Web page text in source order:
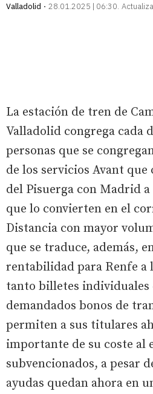
Valladolid
28.01.2025 | 06:30
La estación de tren de
Valladolid congrega cada
personas que se
de los servicios Avant
del Pisuerga con Madrid a
que lo convierten en el
Distancia con mayor
que se traduce, además,
rentabilidad para Renfe a
tanto billetes individuales
demandados bonos de
permiten a sus titulares
importante de su coste al
subvencionados, a pesar
ayudas quedan ahora en